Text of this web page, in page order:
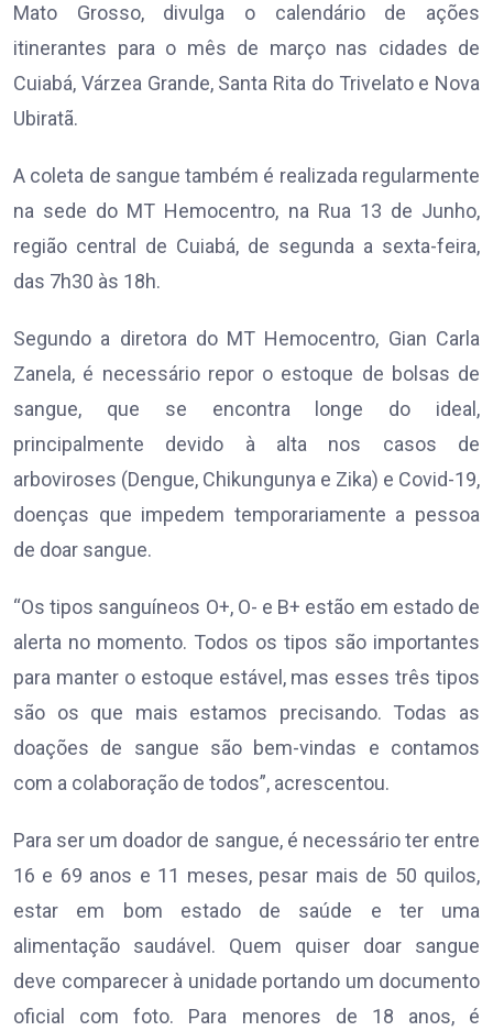
Mato Grosso, divulga o calendário de ações
itinerantes para o mês de março nas cidades de
Cuiabá, Várzea Grande, Santa Rita do Trivelato e Nova
Ubiratã.
A coleta de sangue também é realizada regularmente
na sede do MT Hemocentro, na Rua 13 de Junho,
região central de Cuiabá, de segunda a sexta-feira,
das 7h30 às 18h.
Segundo a diretora do MT Hemocentro, Gian Carla
Zanela, é necessário repor o estoque de bolsas de
sangue, que se encontra longe do ideal,
principalmente devido à alta nos casos de
arboviroses (Dengue, Chikungunya e Zika) e Covid-19,
doenças que impedem temporariamente a pessoa
de doar sangue.
“Os tipos sanguíneos O+, O- e B+ estão em estado de
alerta no momento. Todos os tipos são importantes
para manter o estoque estável, mas esses três tipos
são os que mais estamos precisando. Todas as
doações de sangue são bem-vindas e contamos
com a colaboração de todos”, acrescentou.
Para ser um doador de sangue, é necessário ter entre
16 e 69 anos e 11 meses, pesar mais de 50 quilos,
estar em bom estado de saúde e ter uma
alimentação saudável. Quem quiser doar sangue
deve comparecer à unidade portando um documento
oficial com foto. Para menores de 18 anos, é